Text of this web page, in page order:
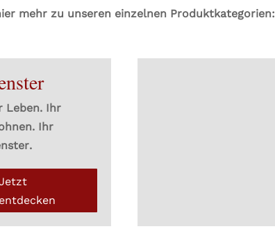
mehr zu unseren einzelnen Produktkategorien:
Leben. Ihr
Ihr
entdecken